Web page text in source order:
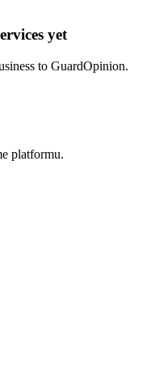
yet
to GuardOpinion.
platformu.